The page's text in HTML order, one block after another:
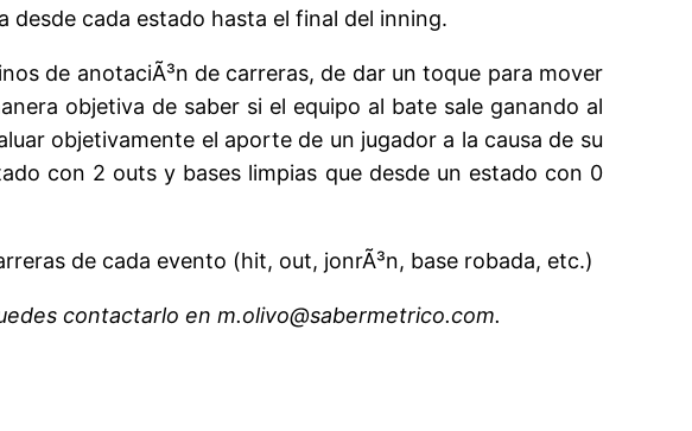
desde cada estado hasta el final del inning.
de anotaciÃ³n de carreras, de dar un toque para mover
objetiva de saber si el equipo al bate sale ganando al
objetivamente el aporte de un jugador a la causa de su
con 2 outs y bases limpias que desde un estado con 0
de cada evento (hit, out, jonrÃ³n, base robada, etc.)
contactarlo en m.olivo@sabermetrico.com.